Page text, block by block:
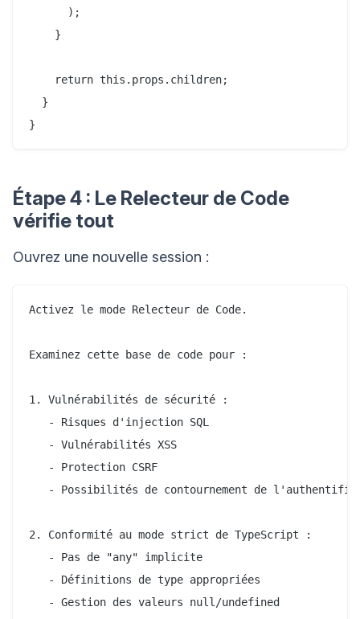
      );
    }
    return this.props.children;
  }
Étape 4 : Le Relecteur de Code
vérifie tout
Ouvrez une nouvelle session :
Activez le mode Relecteur de Code.
Examinez cette base de code pour :
1. Vulnérabilités de sécurité :
   - Risques d'injection SQL
   - Vulnérabilités XSS
   - Protection CSRF
- Possibilités de contournement de
2. Conformité au mode strict de TypeScript :
   - Pas de "any" implicite
   - Définitions de type appropriées
   - Gestion des valeurs null/undefined